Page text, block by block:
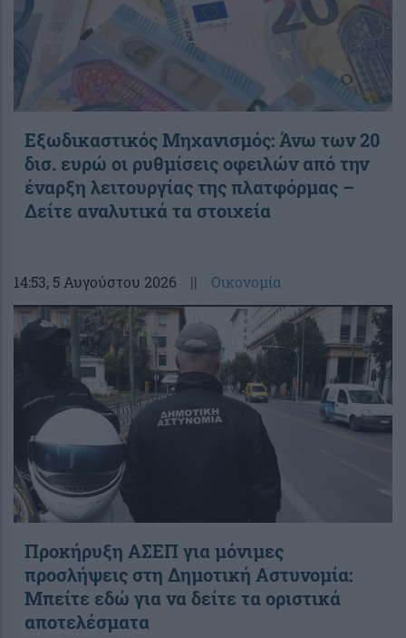
Εξωδικαστικός Μηχανισμός: Άνω των 20
δισ. ευρώ οι ρυθμίσεις οφειλών από την
έναρξη λειτουργίας της πλατφόρμας –
Δείτε αναλυτικά τα στοιχεία
14:53, 5 Αυγούστου 2026 || Οικονομία
Προκήρυξη ΑΣΕΠ για μόνιμες
προσλήψεις στη Δημοτική Αστυνομία:
Μπείτε εδώ για να δείτε τα οριστικά
αποτελέσματα